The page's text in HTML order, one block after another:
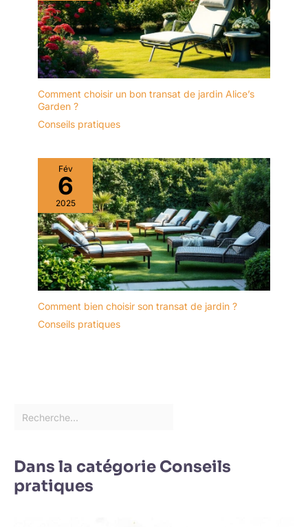
Comment choisir un bon transat de jardin Alice’s
Garden ?
Conseils pratiques
Fév
6
2025
Comment bien choisir son transat de jardin ?
Conseils pratiques
Dans la catégorie Conseils
pratiques